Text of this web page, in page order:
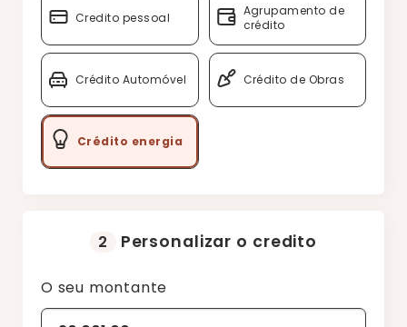
Credito pessoal
Agrupamento de
crédito
Crédito Automóvel Crédito de Obras
Crédito energia
2 Personalizar o credito
O seu montante